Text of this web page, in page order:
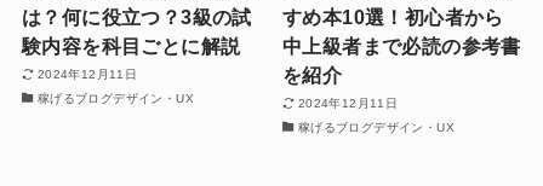
は？何に役立つ？3級の試
験内容を科目ごとに解説
2024年12月11日
稼げるブログデザイン・UX
すめ本10選！初心者から
中上級者まで必読の参考書
を紹介
2024年12月11日
稼げるブログデザイン・UX